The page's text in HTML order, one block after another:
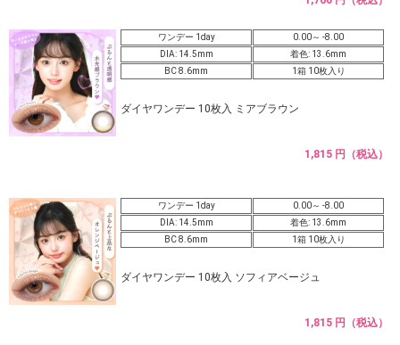
ワンデー 1day
0.00～ -8.00
DIA: 14.5mm
着色: 13.6mm
BC 8.6mm
1箱 10枚入り
ダイヤワンデー 10枚入 ミアブラウン
1,815 円（税込）
ワンデー 1day
0.00～ -8.00
DIA: 14.5mm
着色: 13.6mm
BC 8.6mm
1箱 10枚入り
ダイヤワンデー 10枚入 ソフィアベージュ
1,815 円（税込）